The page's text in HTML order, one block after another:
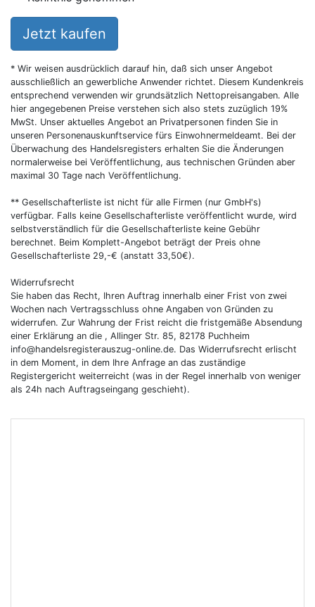
Jetzt kaufen
* Wir weisen ausdrücklich darauf hin, daß sich unser Angebot
ausschließlich an gewerbliche Anwender richtet. Diesem Kundenkreis
entsprechend verwenden wir grundsätzlich Nettopreisangaben. Alle
hier angegebenen Preise verstehen sich also stets zuzüglich 19%
MwSt. Unser aktuelles Angebot an Privatpersonen finden Sie in
unseren Personenauskunftservice fürs Einwohnermeldeamt. Bei der
Überwachung des Handelsregisters erhalten Sie die Änderungen
normalerweise bei Veröffentlichung, aus technischen Gründen aber
maximal 30 Tage nach Veröffentlichung.
** Gesellschafterliste ist nicht für alle Firmen (nur GmbH's)
verfügbar. Falls keine Gesellschafterliste veröffentlicht wurde, wird
selbstverständlich für die Gesellschafterliste keine Gebühr
berechnet. Beim Komplett-Angebot beträgt der Preis ohne
Gesellschafterliste 29,-€ (anstatt 33,50€).
Widerrufsrecht
Sie haben das Recht, Ihren Auftrag innerhalb einer Frist von zwei
Wochen nach Vertragsschluss ohne Angaben von Gründen zu
widerrufen. Zur Wahrung der Frist reicht die fristgemäße Absendung
einer Erklärung an die , Allinger Str. 85, 82178 Puchheim
info@handelsregisterauszug-online.de. Das Widerrufsrecht erlischt
in dem Moment, in dem Ihre Anfrage an das zuständige
Registergericht weiterreicht (was in der Regel innerhalb von weniger
als 24h nach Auftragseingang geschieht).